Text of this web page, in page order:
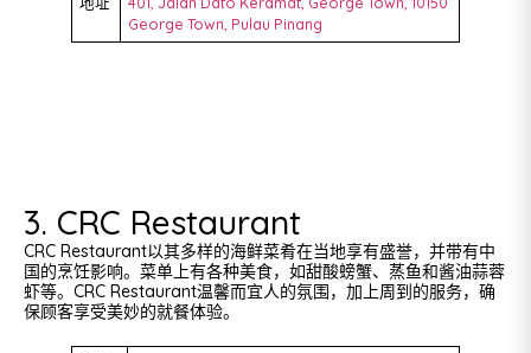
George Town, Pulau Pinang
3. CRC Restaurant
CRC Restaurant以其多样的海鲜菜肴在当地享有盛誉，并带有中
国的烹饪影响。菜单上有各种美食，如甜酸螃蟹、蒸鱼和酱油蒜蓉
虾等。CRC Restaurant温馨而宜人的氛围，加上周到的服务，确
保顾客享受美妙的就餐体验。